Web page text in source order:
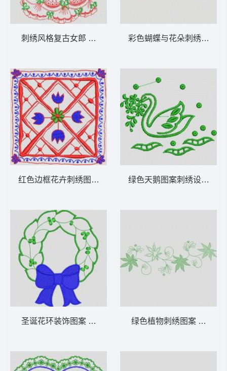
刺绣风格复古女郎 植物花型
红色边框花卉刺绣图案 植物花型
圣诞花环装饰图案 植物花型
彩色蝴蝶与花朵刺绣图案
绿色天鹅图案刺绣设计 植
绿色植物刺绣图案 植物花